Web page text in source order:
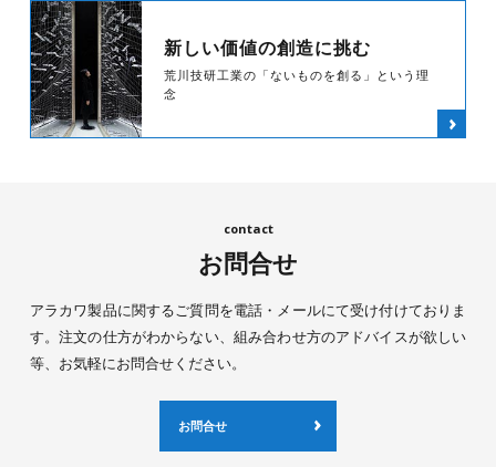
新しい価値の創造に挑む
荒川技研工業の「ないものを創る」という理
念
お問合せ
アラカワ製品に関するご質問を電話・メールにて受け付けておりま
す。注文の仕方がわからない、組み合わせ方のアドバイスが欲しい
等、お気軽にお問合せください。
お問合せ